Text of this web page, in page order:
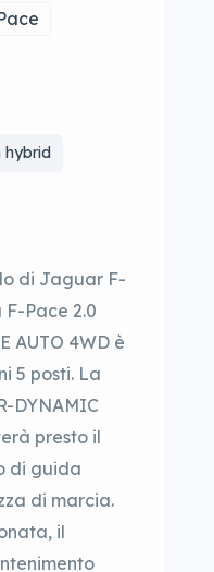
hybrid
di Jaguar F-
Pace 2.0
AUTO 4WD è
5 posti. La
DYNAMIC
presto il
di guida
di marcia.
il